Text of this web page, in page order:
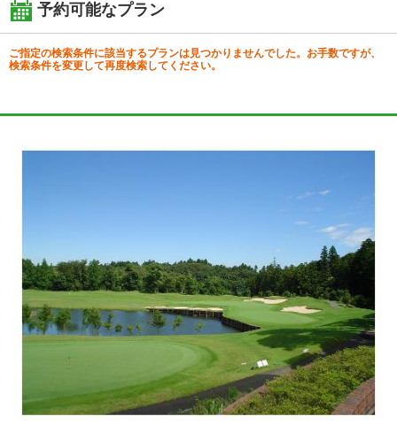
予約可能なプラン
ご指定の検索条件に該当するプランは見つかりませんでした。お手数ですが、
検索条件を変更して再度検索してください。